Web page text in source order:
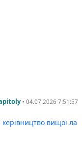
• 04.07.2026 7:51:57
вищої ла